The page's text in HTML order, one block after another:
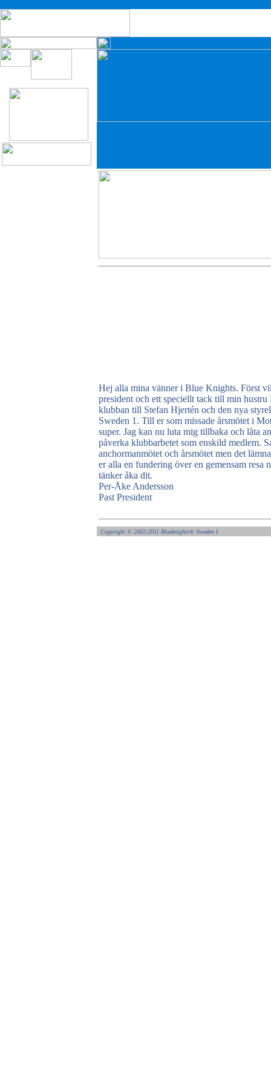
Hej alla mina vänner i Blue Knights. Först
president och ett speciellt tack till min
klubban till Stefan Hjertén och den nya
Sweden 1. Till er som missade årsmötet i
super. Jag kan nu luta mig tillbaka och låta
påverka klubbarbetet som enskild medlem.
anchormanmötet och årsmötet men det
er alla en fundering över en gemensam
tänker åka dit.
Per-Åke Andersson
Past President
Copyright © 2002-2011 Blueknights® Sweden I